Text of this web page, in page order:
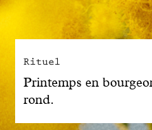
E-
Rituel
Printemps en
rond.